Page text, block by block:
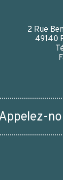
2 Rue
49140